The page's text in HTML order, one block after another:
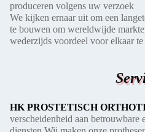
produceren volgens uw verzoek
We kijken ernaar uit om een
te bouwen om wereldwijde
wederzijds voordeel voor elkaar te
HK PROSTETISCH
verscheidenheid aan betrouwbare